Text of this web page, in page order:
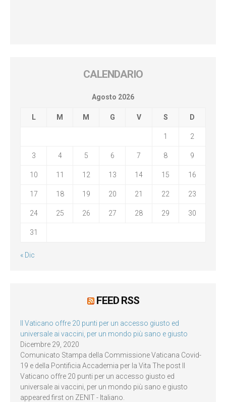
CALENDARIO
Agosto 2026
L M M G V S D
1 2
3 4 5 6 7 8 9
10 11 12 13 14 15 16
17 18 19 20 21 22 23
24 25 26 27 28 29 30
31
« Dic
FEED RSS
Il Vaticano offre 20 punti per un accesso giusto ed
universale ai vaccini, per un mondo più sano e giusto
Dicembre 29, 2020
Comunicato Stampa della Commissione Vaticana Covid-
19 e della Pontificia Accademia per la Vita The post Il
Vaticano offre 20 punti per un accesso giusto ed
universale ai vaccini, per un mondo più sano e giusto
appeared first on ZENIT - Italiano.